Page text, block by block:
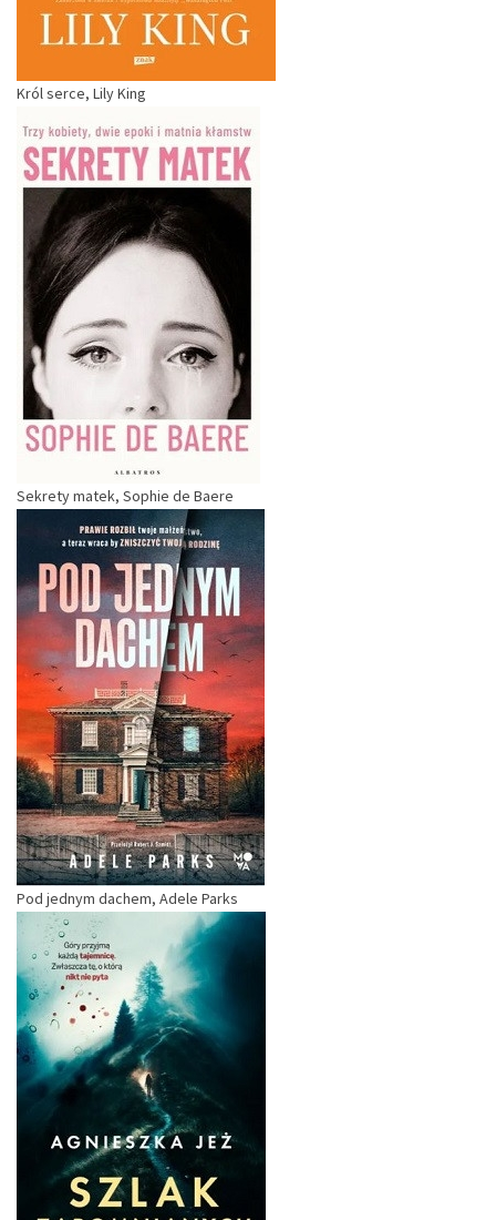
Król serce, Lily King
Sekrety matek, Sophie de Baere
Pod jednym dachem, Adele Parks